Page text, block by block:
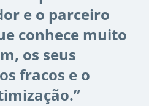
e o parceiro
conhece muito
os seus
fracos e o